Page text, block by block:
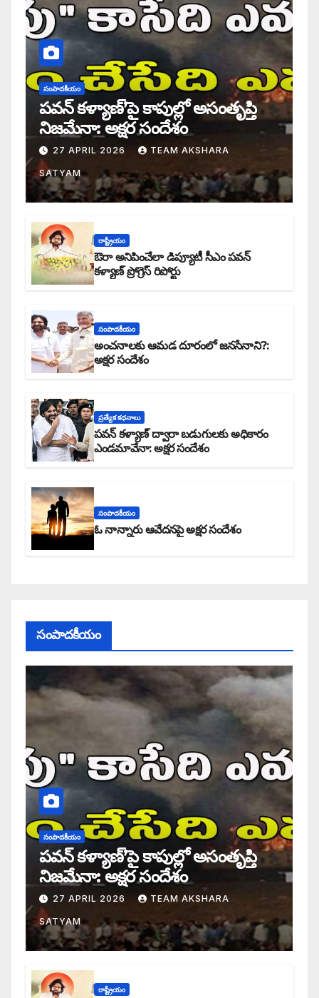
సంపాదకీయం
పవన్ కళ్యాణ్’పై కాపుల్లో అసంతృప్తి
నిజమేనా: అక్షర సందేశం
27 APRIL 2026 TEAM AKSHARA
SATYAM
రాష్ట్రీయం
ఔరా అనిపించేలా డిప్యూటీ సీఎం పవన్
కళ్యాణ్ ప్రోగ్రెస్ రిపోర్టు
సంపాదకీయం
అంచనాలకు ఆమడ దూరంలో జనసేనాని?:
అక్షర సందేశం
ప్రత్యేక కధనాలు
పవన్ కళ్యాణ్ ద్వారా బడుగులకు అధికారం
ఎండమావేనా: అక్షర సందేశం
సంపాదకీయం
ఓ నాన్నారు ఆవేదనపై అక్షర సందేశం
సంపాదకీయం
సంపాదకీయం
పవన్ కళ్యాణ్’పై కాపుల్లో అసంతృప్తి
నిజమేనా: అక్షర సందేశం
27 APRIL 2026 TEAM AKSHARA
SATYAM
రాష్ట్రీయం